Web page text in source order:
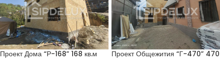
Проект Дома “Р-168” 168 кв.м
Проект Общежития “Г-470” 470